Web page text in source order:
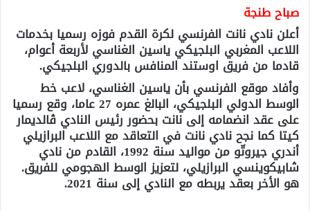
صباح طنجة
أعلن نادي نانت الفرنسي لكرة القدم فوزه رسميا بخدمات
اللاعب المغربي البلجيكي ياسين الغناسي لأربعة أعوام،
قادما من فريق اوستند المنافس بالدوري البلجيكي.
وأفاد موقع الفرنسي بأن ياسين الغناسي، ​لاعب خط
الوسط الدولي البلجيكي، البالغ عمره 27 عاما، وقع رسميا
على عقد انضمامه إلى نانت بحضور رئيس النادي ڤالديمار
كيتا كما نجح نادي نانت في التعاقد مع اللاعب البرازيلي
أندري جيروتّو من مواليد سنة 1992، القادم من نادي
شابيكوينسي البرازيلي، لتعزيز الوسط الهجومي للفريق.
هو الأخر بعقد يربطه مع النادي إلى سنة 2021.